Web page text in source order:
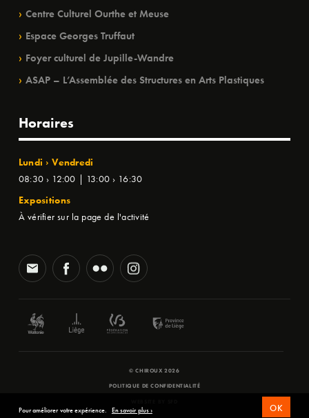
Centre Culturel Ourthe et Meuse
Espace Georges Truffaut
Foyer culturel de Jupille-Wandre
ASAP – L’Assemblée des Structures en Arts Plastiques
Horaires
Lundi › Vendredi
08:30 › 12:00 | 13:00 › 16:30
Expositions
À vérifier sur la page de l'activité
© CHIROUX 2026
POLITIQUE DE CONFIDENTIALITÉ
Pour améliorer votre expérience. En savoir plus › OK